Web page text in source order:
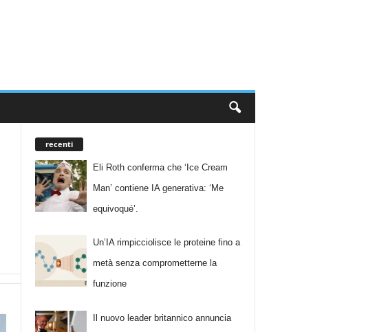
recenti
Eli Roth conferma che ‘Ice Cream
Man’ contiene IA generativa: ‘Me
equivoqué’.
Un’IA rimpicciolisce le proteine fino a
metà senza comprometterne la
funzione
Il nuovo leader britannico annuncia